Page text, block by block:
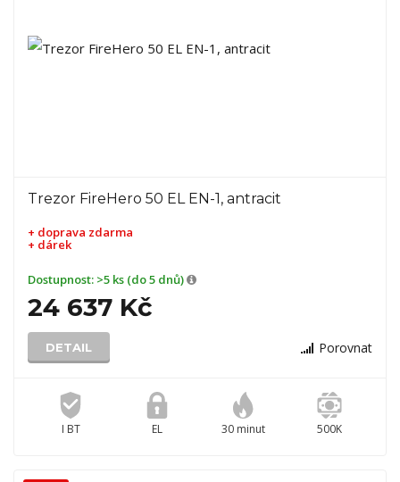
Trezor FireHero 50 EL EN-1, antracit
+ doprava zdarma
+ dárek
Dostupnost: >5 ks (do 5 dnů)
24 637 Kč
DETAIL Porovnat
I BT EL 30 minut 500K